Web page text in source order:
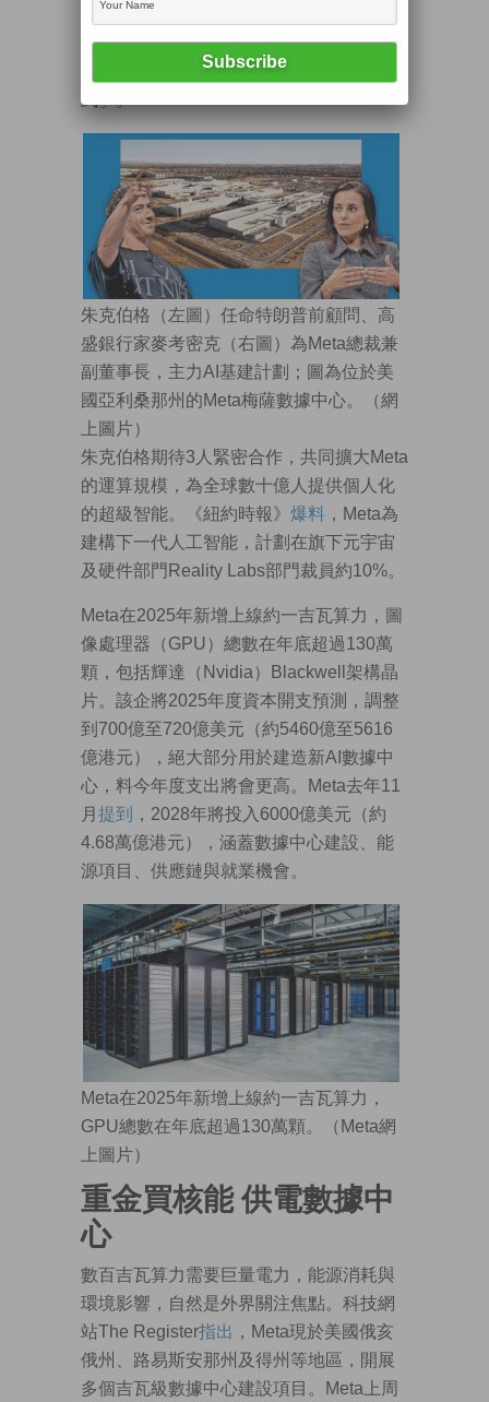
能團隊的格羅斯（Daniel Gross），將領
導內部新團隊，負責「長期產能策略、供
應商合作、產業分析、規劃及商業模
式」。
朱克伯格（左圖）任命特朗普前顧問、高
盛銀行家麥考密克（右圖）為Meta總裁兼
副董事長，主力AI基建計劃；圖為位於美
國亞利桑那州的Meta梅薩數據中心。（網
上圖片）
朱克伯格期待3人緊密合作，共同擴大Meta
的運算規模，為全球數十億人提供個人化
的超級智能。《紐約時報》 爆料 ，Meta為
建構下一代人工智能，計劃在旗下元宇宙
及硬件部門Reality Labs部門裁員約10%。
Meta在2025年新增上線約一吉瓦算力，圖
像處理器（GPU）總數在年底超過130萬
顆，包括輝達（Nvidia）Blackwell架構晶
片。該企將2025年度資本開支預測，調整
到700億至720億美元（約5460億至5616
億港元），絕大部分用於建造新AI數據中
心，料今年度支出將會更高。Meta去年11
月 提到
，2028年將投入6000億美元（約
4.68萬億港元），涵蓋數據中心建設、能
源項目、供應鏈與就業機會。
Meta在2025年新增上線約一吉瓦算力，
GPU總數在年底超過130萬顆。（Meta網
上圖片）
重金買核能 供電數據中
心
數百吉瓦算力需要巨量電力，能源消耗與
環境影響，自然是外界關注焦點。科技網
站The Register指出 ，Meta現於美國俄亥
俄州、路易斯安那州及得州等地區，開展
多個吉瓦級數據中心建設項目。Meta上周